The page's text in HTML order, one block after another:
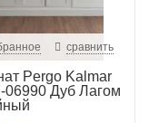
сравнить
Pergo Kalmar
06990 Дуб Лагом